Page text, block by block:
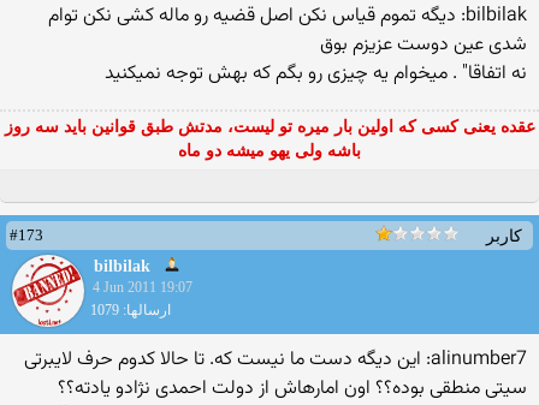
bilbilak: دیگه تموم قیاس نكن اصل قضیه رو ماله كشی نكن توام
شدی عین دوست عزیزم بوق
نه اتفاقا" . میخوام یه چیزی رو بگم كه بهش توجه نمیكنید
عقده یعنی کسی که اولین بار میره تو لیست، مدتش طبق قوانین باید سه روز
باشه ولی یهو میشه دو ماه
کاربر
#173
bilbilak
4 Jun 2011 19:07
ارسالها: 1079
alinumber7: این دیگه دست ما نیست كه. تا حالا كدوم حرف لایبرتی
سیتی منطقی بوده؟؟ اون امارهاش از دولت احمدی نژادو یادته؟؟